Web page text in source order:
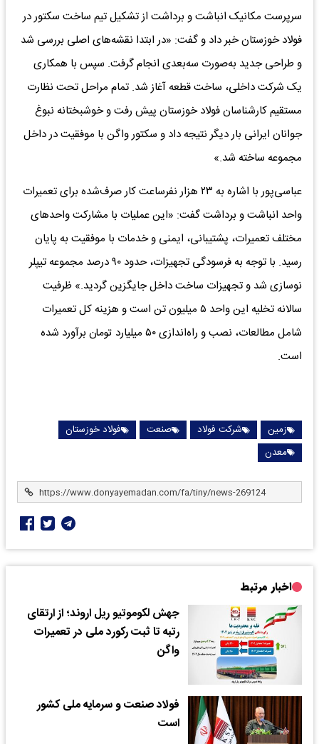
سرپرست مکانیک انباشت و برداشت از تشکیل تیم ساخت سکتور در
فولاد خوزستان خبر داد و گفت: «در ابتدا نقشه‌های اصلی بررسی شد
و طراحی جدید به‌صورت سه‌بعدی انجام گرفت. سپس با همکاری
یک شرکت داخلی، ساخت قطعه آغاز شد. تمام مراحل تحت نظارت
مستقیم کارشناسان فولاد خوزستان پیش رفت و خوشبختانه نبوغ
جوانان ایرانی بار دیگر نتیجه داد و سکتور واگن با موفقیت در داخل
مجموعه ساخته شد.»
عباسی‌پور با اشاره به ۲۳ هزار نفرساعت کار صرف‌شده برای تعمیرات
واحد انباشت و برداشت گفت: «این عملیات با مشارکت واحدهای
مختلف تعمیرات، پشتیبانی، ایمنی و خدمات با موفقیت به پایان
رسید. با توجه به فرسودگی تجهیزات، حدود ۹۰ درصد مجموعه تیپلر
نوسازی شد و تجهیزات ساخت داخل جایگزین گردید.» ظرفیت
سالانه تخلیه این واحد ۵ میلیون تن است و هزینه کل تعمیرات
شامل مطالعات، نصب و راه‌اندازی ۵۰ میلیارد تومان برآورد شده
است.
زمین شرکت فولاد صنعت
فولاد خوزستان
معدن
اخبار مرتبط
جهش لکوموتیو ریل اروند؛ از ارتقای
رتبه تا ثبت رکورد ملی در تعمیرات
واگن
فولاد صنعت و سرمایه ملی کشور
است